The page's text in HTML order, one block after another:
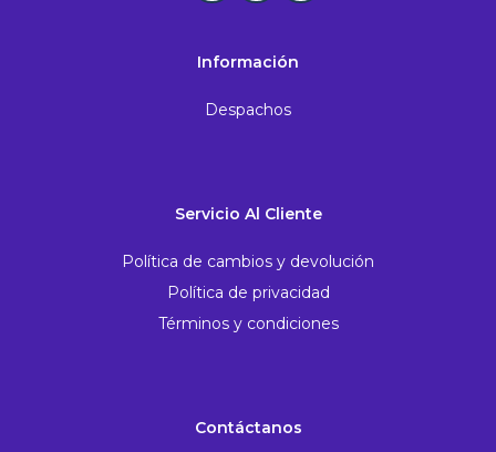
Información
Despachos
Servicio Al Cliente
Política de cambios y devolución
Política de privacidad
Términos y condiciones
Contáctanos